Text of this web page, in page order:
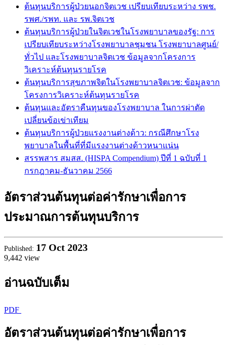
ต้นทุนบริการผู้ป่วยนอกจิตเวช เปรียบเทียบระหว่าง รพช.
รพศ./รพท. และ รพ.จิตเวช
ต้นทุนบริการผู้ป่วยในจิตเวชในโรงพยาบาลของรัฐ: การ
เปรียบเทียบระหว่างโรงพยาบาลชุมชน โรงพยาบาลศูนย์/
ทั่วไป และโรงพยาบาลจิตเวช ข้อมูลจากโครงการ
วิเคราะห์ต้นทุนรายโรค
ต้นทุนบริการสุขภาพจิตในโรงพยาบาลจิตเวช: ข้อมูลจาก
โครงการวิเคราะห์ต้นทุนรายโรค
ต้นทุนและอัตราคืนทุนของโรงพยาบาล ในการผ่าตัด
เปลี่ยนข้อเข่าเทียม
ต้นทุนบริการผู้ป่วยแรงงานต่างด้าว: กรณีศึกษาโรง
พยาบาลในพื้นที่ที่มีแรงงานต่างด้าวหนาแน่น
สรรพสาร สมสส. (HISPA Compendium) ปีที่ 1 ฉบับที่ 1
กรกฎาคม-ธันวาคม 2566
อัตราส่วนต้นทุนต่อค่ารักษาเพื่อการ
ประมาณการต้นทุนบริการ
Published: 17 Oct 2023
9,442 view
อ่านฉบับเต็ม
PDF
อัตราส่วนต้นทุนต่อค่ารักษาเพื่อการ